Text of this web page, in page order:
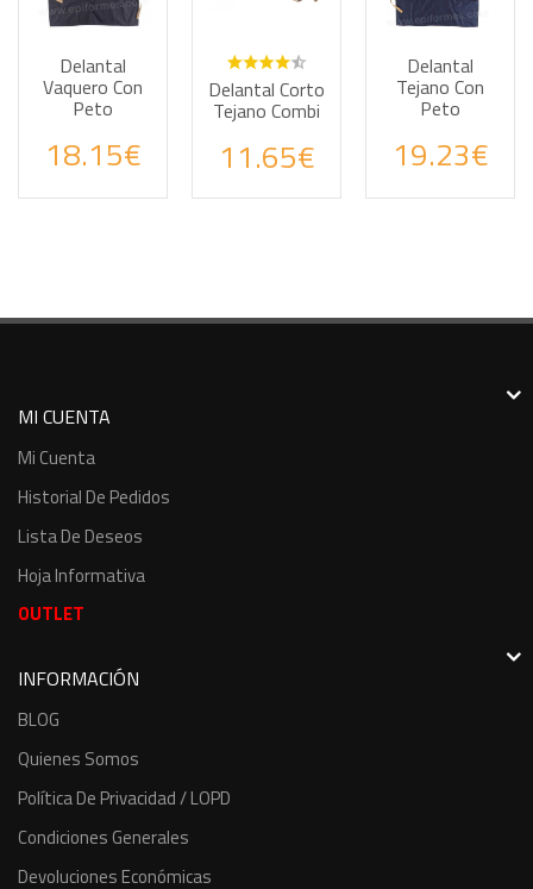
Delantal
Vaquero Con
Peto
18.15€
Haz tus consultas por WhatsApp
Delantal Corto
Tejano Combi
11.65€
Haz tus consultas por WhatsApp
Delantal
Tejano Con
Peto
19.23€
Haz tus
MI CUENTA
Mi Cuenta
Historial De Pedidos
Lista De Deseos
Hoja Informativa
OUTLET
INFORMACIÓN
BLOG
Quienes Somos
Política De Privacidad / LOPD
Condiciones Generales
Devoluciones Económicas